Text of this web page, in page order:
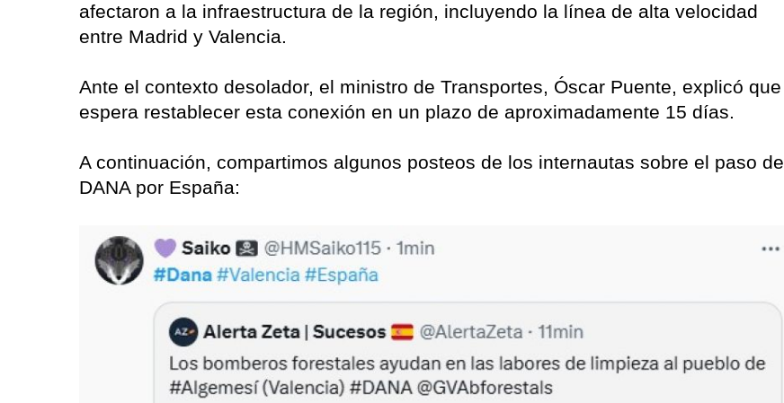
afectaron a la infraestructura de la región, incluyendo la línea de alta velocidad
entre Madrid y Valencia.
Ante el contexto desolador, el ministro de Transportes, Óscar Puente, explicó que
espera restablecer esta conexión en un plazo de aproximadamente 15 días.
A continuación, compartimos algunos posteos de los internautas sobre el paso de
DANA por España: